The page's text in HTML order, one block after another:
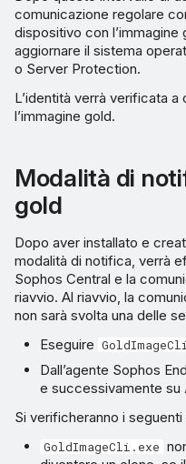
comunicazione regolare
dispositivo con l’immagine
aggiornare il sistema
o Server Protection.
L’identità verrà verificata
l’immagine gold.
Modalità di
gold
Dopo aver installato e
modalità di notifica, verrà
Sophos Central e la
riavvio. Al riavvio, la
non sarà svolta una delle
Eseguire
Dall’agente Sophos
e successivamente su
Si verificheranno i
GoldImageCli.exe